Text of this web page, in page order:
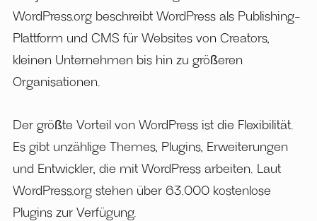
WordPress.org beschreibt WordPress als Publishing-
Plattform und CMS für Websites von Creators,
kleinen Unternehmen bis hin zu größeren
Organisationen.
Der größte Vorteil von WordPress ist die Flexibilität.
Es gibt unzählige Themes, Plugins, Erweiterungen
und Entwickler, die mit WordPress arbeiten. Laut
WordPress.org stehen über 63.000 kostenlose
Plugins zur Verfügung.